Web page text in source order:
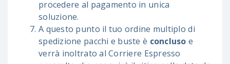
procedere al pagamento in unica
soluzione.
A questo punto il tuo ordine multiplo di
spedizione pacchi e buste è concluso e
verrà inoltrato al Corriere Espresso